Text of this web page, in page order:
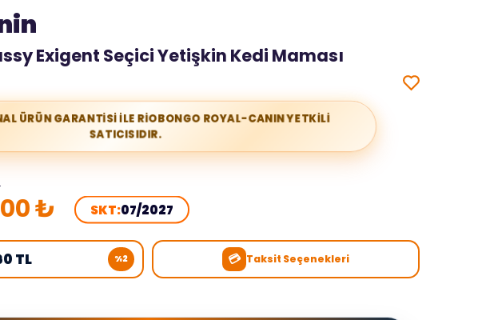
Exigent Seçici Yetişkin Kedi Maması
ÜRÜN GARANTİSİ İLE RİOBONGO ROYAL-CANIN YETKİLİ
SATICISIDIR.
₺ SKT:07/2027
TL %2 💳 Taksit Seçenekleri